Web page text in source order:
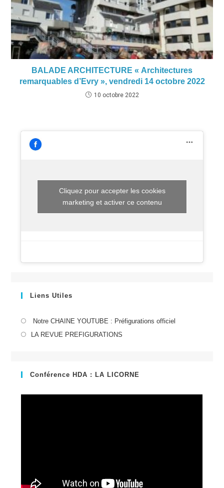
BALADE ARCHITECTURE « Architectures
remarquables d’Evry », vendredi 14 octobre 2022
10 octobre 2022
Cliquez pour accepter les cookies
marketing et activer ce contenu
Liens Utiles
Notre CHAINE YOUTUBE : Préfigurations officiel
LA REVUE PREFIGURATIONS
nouvel
Conférence HDA : LA LICORNE